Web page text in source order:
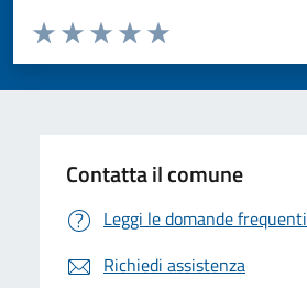
Valuta da 1 a 5 stelle la pagina
Valuta 5 stelle su 5
Valuta 4 stelle su 5
Valuta 3 stelle su 5
Valuta 2 stelle su 5
Valuta 1 stelle su 5
Contatta il comune
Leggi le domande frequenti
Richiedi assistenza